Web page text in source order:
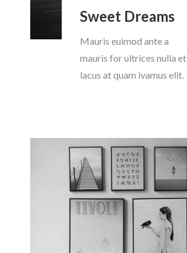
Sweet Dreams
Mauris euimod ante a
mauris for ultrices nulla et
lacus at quam ivamus elit.